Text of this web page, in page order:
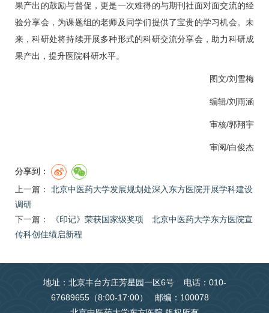
果产出的鼓励与督促，更是一次难得的与期刊社面对面交流的经
验分享会，为课题组的老师及同学们提供了宝贵的学习机会。未
来，科研处将持续开展多种形式的科研交流分享会，助力科研成
果产出，提升医院科研水平。
图文/刘雪梅
编辑/刘雨涵
审核/郭翔宇
审阅/白俊杰
分享到：
上一篇：
北京中医药大学发展规划处深入东方医院开展学科建设
调研
下一篇：
《印记》荣获国家级奖项 北京中医药大学东方医院宣
传科创佳绩启新程
地址：北京丰台方庄芳星园一区6号 电话：010-
67689655（8:00-17:00） 邮编：100078